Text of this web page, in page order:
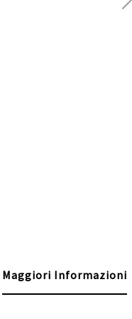
Maggiori Informazioni